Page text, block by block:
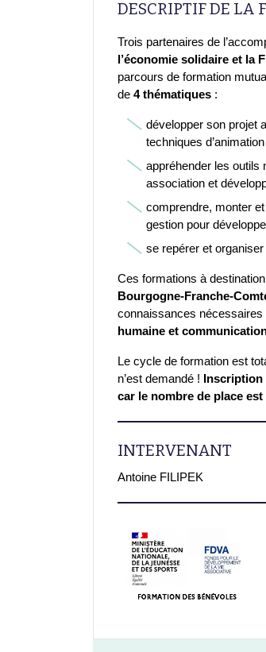
DESCRIPTIF DE LA
Trois partenaires de
l’économie solidaire et la
parcours de formation
de 4 thématiques :
développer son projet
techniques
appréhender les outils
association et
comprendre, monter
gestion pour
se repérer et
Ces formations à
Bourgogne-Franche-
connaissances nécessaires
humaine et
Le cycle de formation est
n’est demandé ! Inscription
car le nombre de place
INTERVENANT
Antoine FILIPEK